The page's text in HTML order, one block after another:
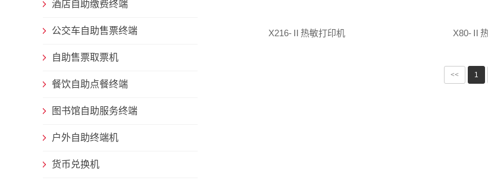
酒店自助缴费终端
公交车自助售票终端
自助售票取票机
餐饮自助点餐终端
图书馆自助服务终端
户外自助终端机
货币兑换机
X216-Ⅱ热敏打印机 X80-Ⅱ
<< 1